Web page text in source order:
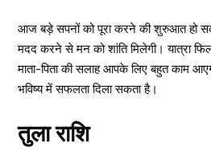
आज बड़े सपनों को पूरा करने की शुरुआत हो
मदद करने से मन को शांति मिलेगी। यात्रा
माता-पिता की सलाह आपके लिए बहुत काम
भविष्य में सफलता दिला सकता है।
तुला राशि